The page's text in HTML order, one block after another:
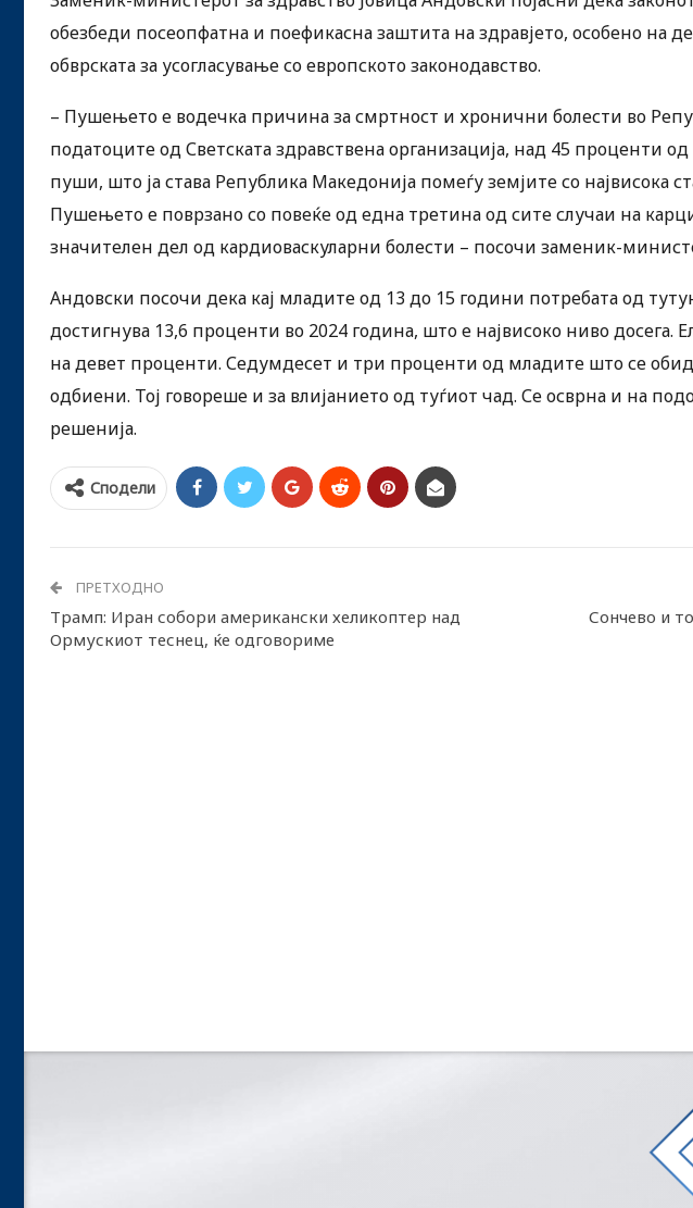
обезбеди посеопфатна и поефикасна заштита на здравјето, особено на
обврската за усогласување со европското законодавство.
– Пушењето е водечка причина за смртност и хронични болести во
податоците од Светската здравствена организација, над 45 проценти од
пуши, што ја става Република Македонија помеѓу земјите со највисока
Пушењето е поврзано со повеќе од една третина од сите случаи на
значителен дел од кардиоваскуларни болести – посочи заменик-
Андовски посочи дека кај младите од 13 до 15 години потребата од
достигнува 13,6 проценти во 2024 година, што е највисоко ниво досега.
на девет проценти. Седумдесет и три проценти од младите што се
одбиени. Тој говореше и за влијанието од туѓиот чад. Се осврна и на
решенија.
Сподели
ПРЕТХОДНО
Трамп: Иран собори американски хеликоптер над
Ормускиот теснец, ќе одговориме
Сончево и